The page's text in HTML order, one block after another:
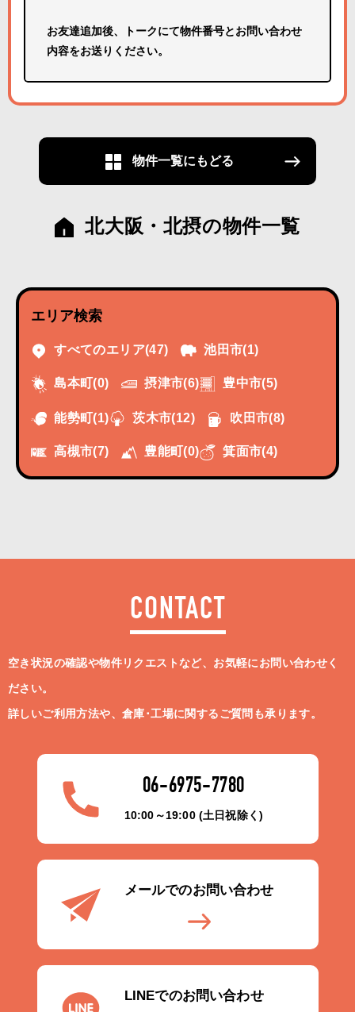
お友達追加後、トークにて物件番号とお問い合わせ
内容をお送りください。
物件一覧にもどる
北大阪・北摂の物件一覧
エリア検索
すべてのエリア(47) 池田市(1)
島本町(0) 摂津市(6) 豊中市(5)
能勢町(1) 茨木市(12) 吹田市(8)
高槻市(7) 豊能町(0) 箕面市(4)
CONTACT
空き状況の確認や物件リクエストなど、お気軽にお問い合わせく
ださい。
詳しいご利用方法や、倉庫･工場に関するご質問も承ります。
06-6975-7780
10:00～19:00 (土日祝除く)
メールでのお問い合わせ
LINEでのお問い合わせ